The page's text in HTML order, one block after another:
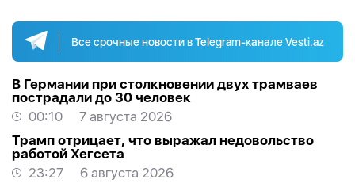
Все срочные новости в Telegram-канале Vesti.az
В Германии при столкновении двух трамваев
пострадали до 30 человек
00:10
7 августа 2026
Трамп отрицает, что выражал недовольство
работой Хегсета
23:27
6 августа 2026